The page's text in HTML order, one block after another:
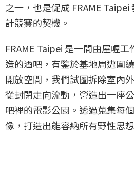
之一，也是促成 FRAME
計競賽的契機。
FRAME Taipei 是一間由屋喔
造的酒吧，有鑒於基地周遭圍
開放空間，我們試圖拆除室內
從封閉走向流動，營造出一座
吧裡的電影公園。透過蒐集每
像，打造出能容納所有野性思